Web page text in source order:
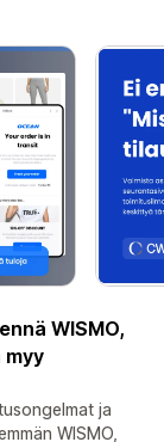
WISMO,
ja
WISMO,